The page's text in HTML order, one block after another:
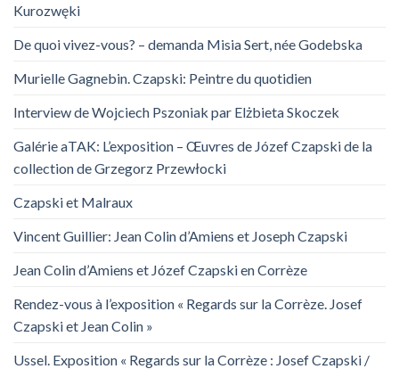
Kurozwęki
De quoi vivez-vous? – demanda Misia Sert, née Godebska
Murielle Gagnebin. Czapski: Peintre du quotidien
Interview de Wojciech Pszoniak par Elżbieta Skoczek
Galérie aTAK: L’exposition – Œuvres de Józef Czapski de la
collection de Grzegorz Przewłocki
Czapski et Malraux
Vincent Guillier: Jean Colin d’Amiens et Joseph Czapski
Jean Colin d’Amiens et Józef Czapski en Corrèze
Rendez-vous à l’exposition « Regards sur la Corrèze. Josef
Czapski et Jean Colin »
Ussel. Exposition « Regards sur la Corrèze : Josef Czapski /